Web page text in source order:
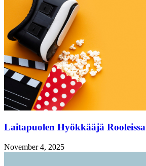
Laitapuolen Hyökkääjä Rooleissa
November 4, 2025